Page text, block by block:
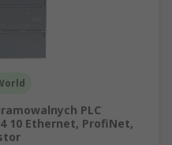
PLC
10 Ethernet, ProfiNet,